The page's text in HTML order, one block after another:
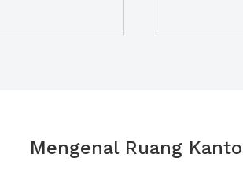
Mengenal Ruang